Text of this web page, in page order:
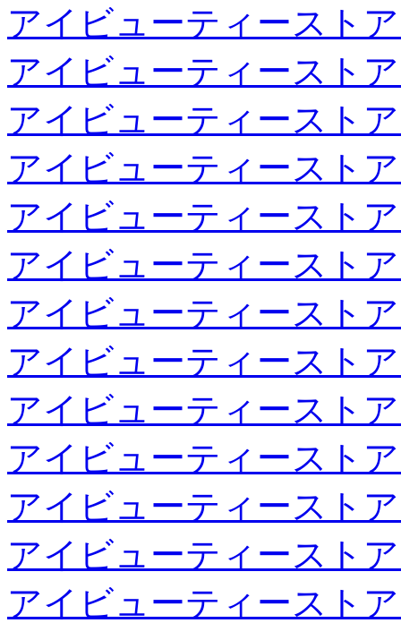
アイビューティースト
アイビューティースト
アイビューティースト
アイビューティースト
アイビューティースト
アイビューティースト
アイビューティースト
アイビューティースト
アイビューティースト
アイビューティースト
アイビューティースト
アイビューティースト
アイビューティースト